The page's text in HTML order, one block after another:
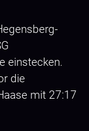
einstecken.
die
mit 27:17